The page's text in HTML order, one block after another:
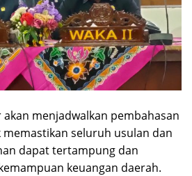
akan menjadwalkan pembahasan
seluruh usulan dan
dapat tertampung dan
keuangan daerah.